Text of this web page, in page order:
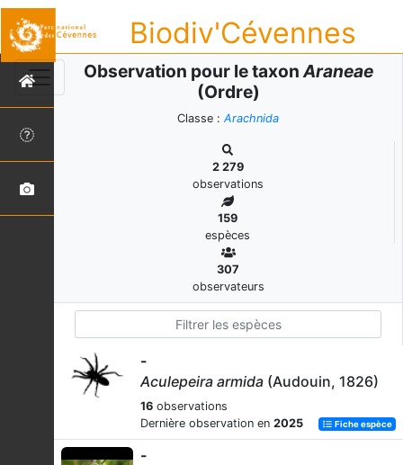
Biodiv'Cévennes
Observation pour le taxonAraneae
(Ordre)
Classe : Arachnida
2 279
observations
159
espèces
307
observateurs
-
Aculepeira armida (Audouin, 1826)
16 observations
Dernière observation en 2025 Fiche espèce
-